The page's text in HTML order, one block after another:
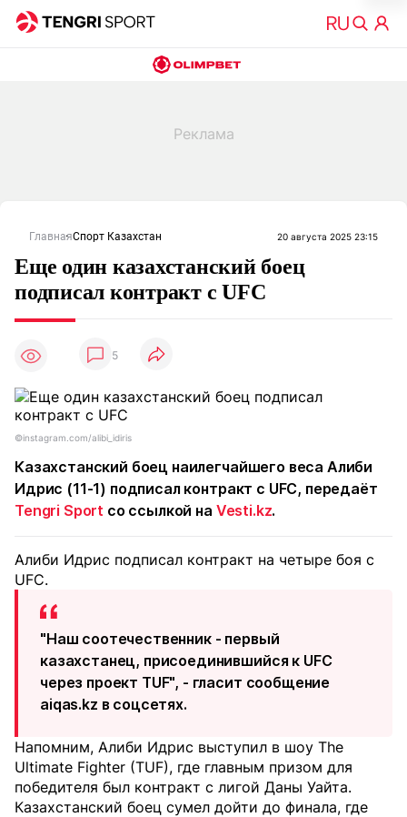
ГлавнаяСпорт Казахстан 20 августа 2025 23:15
Еще один казахстанский боец
подписал контракт с UFC
5
©instagram.com/alibi_idiris
Казахстанский боец наилегчайшего веса Алиби
Идрис (11-1) подписал контракт с UFC, передаёт
Tengri Sport со ссылкой на Vesti.kz.
Алиби Идрис подписал контракт на четыре боя с
UFC.
"Наш соотечественник - первый
казахстанец, присоединившийся к UFC
через проект TUF", - гласит сообщение
aiqas.kz в соцсетях.
Напомним, Алиби Идрис выступил в шоу The
Ultimate Fighter (TUF), где главным призом для
победителя был контракт с лигой Даны Уайта.
Казахстанский боец сумел дойти до финала, где